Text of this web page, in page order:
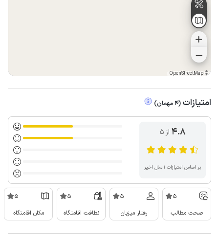
©
OpenStreetMap
امتیازات (
4مهمان)
4.8 از ۵
بر اساس امتیازات ۱ سال اخیر
5
صحت مطالب
5
رفتار میزبان
5
نظافت اقامتگاه
5
مکان اقامتگاه